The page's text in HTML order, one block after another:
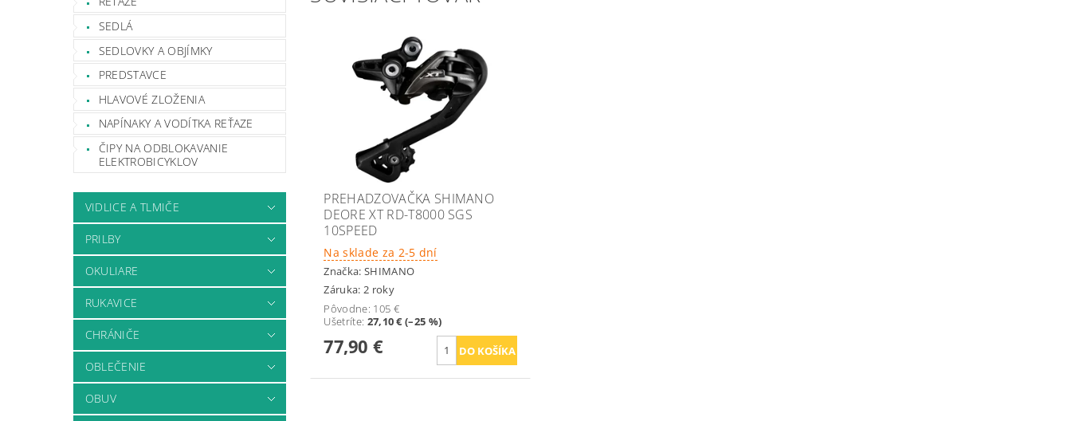
SEDLÁ
SEDLOVKY A OBJÍMKY
PREDSTAVCE
HLAVOVÉ ZLOŽENIA
NAPÍNAKY A VODÍTKA REŤAZE
ČIPY NA ODBLOKAVANIE
ELEKTROBICYKLOV
VIDLICE A TLMIČE
PRILBY
OKULIARE
RUKAVICE
CHRÁNIČE
OBLEČENIE
OBUV
PREHADZOVAČKA SHIMANO
DEORE XT RD-T8000 SGS
10SPEED
Na sklade za 2-5 dní
Značka: SHIMANO
Záruka: 2 roky
Pôvodne: 105 €
Ušetríte: 27,10 € (–25 %)
77,90 €